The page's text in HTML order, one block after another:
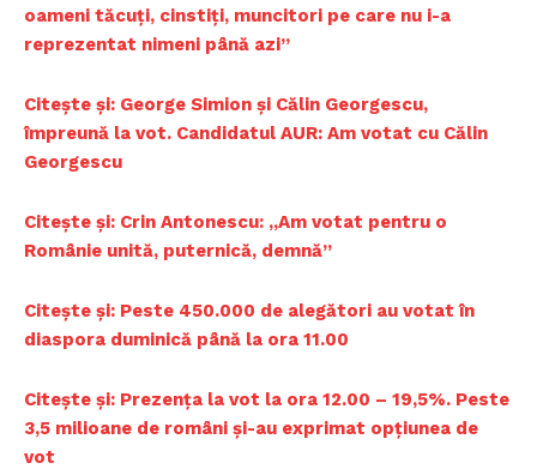
oameni tăcuți, cinstiți, muncitori pe care nu i-a
reprezentat nimeni până azi”
Citește și: George Simion și Călin Georgescu,
împreună la vot. Candidatul AUR: Am votat cu Călin
Georgescu
Citește și: Crin Antonescu: „Am votat pentru o
Românie unită, puternică, demnă”
Citește și: Peste 450.000 de alegători au votat în
diaspora duminică până la ora 11.00
Citește și: Prezența la vot la ora 12.00 – 19,5%. Peste
3,5 milioane de români și-au exprimat opțiunea de
vot